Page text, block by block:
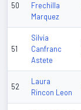
50
Frechilla
Marquez
51
Silvia
Canfranc
Astete
52
Laura
Rincon Leon